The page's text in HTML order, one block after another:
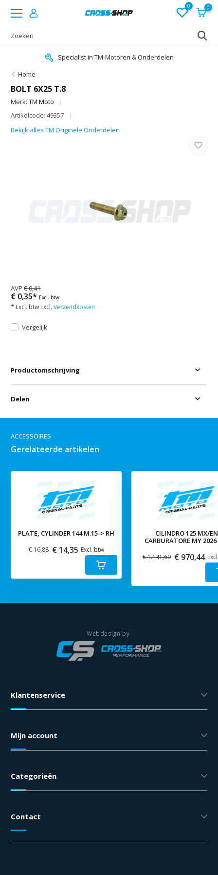
0 0
Specialist in TM-Motoren & Onderdelen
Home
BOLT 6X25 T.8
Merk:TM Moto
Artikelcode: 49357
Bekijk alles TM Originele Onderdelen
AVP€ 0,41
€ 0,35* Excl. btw
* Excl. btw Excl.Verzendkosten
Vergelijk
Productomschrijving
Delen
ACCESSOIRES
Gerelateerde artikelen
PLATE, CYLINDER 144 M.15-> RH
€ 16,88 € 14,35 Excl. btw
CILINDRO 125 MX/EN
CARBURATORE MY 2026
€ 1.141,69 € 970,44
Klantenservice
Mijn account
Categorieën
Contact